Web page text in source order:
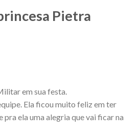
Pietra
em sua festa.
Ela ficou muito feliz em ter
ela uma alegria que vai ficar na